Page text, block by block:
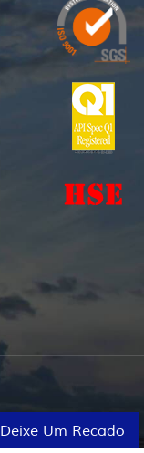
Deixe Um Recado